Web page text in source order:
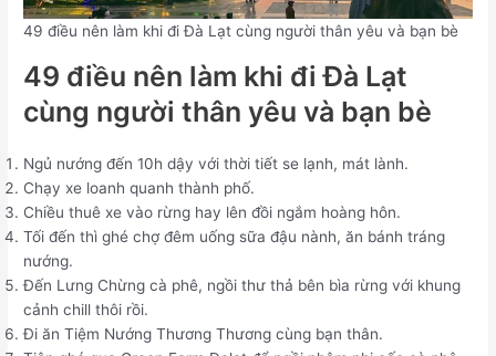
49 điều nên làm khi đi Đà Lạt cùng người thân yêu và bạn bè
49 điều nên làm khi đi Đà Lạt
cùng người thân yêu và bạn bè
Ngủ nướng đến 10h dậy với thời tiết se lạnh, mát lành.
Chạy xe loanh quanh thành phố.
Chiều thuê xe vào rừng hay lên đồi ngắm hoàng hôn.
Tối đến thì ghé chợ đêm uống sữa đậu nành, ăn bánh tráng
nướng.
Đến Lưng Chừng cà phê, ngồi thư thả bên bìa rừng với khung
cảnh chill thôi rồi.
Đi ăn Tiệm Nướng Thương Thương cùng bạn thân.